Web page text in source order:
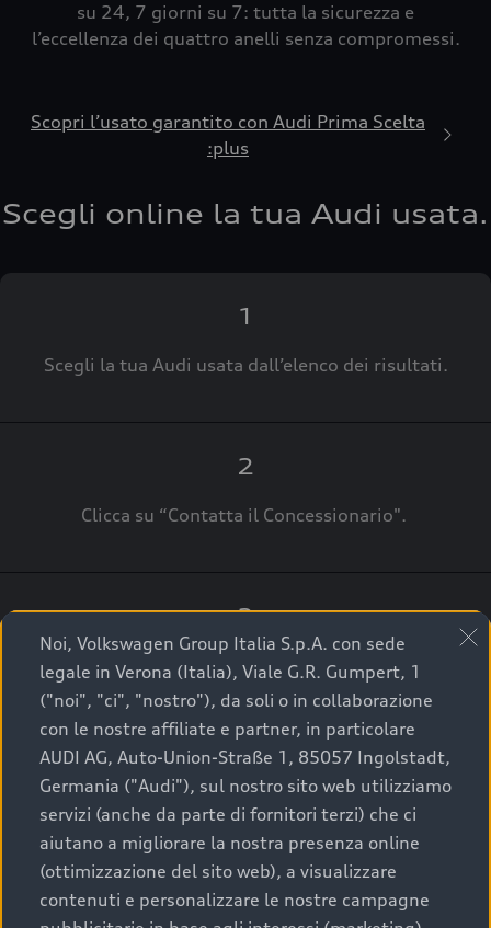
su 24, 7 giorni su 7: tutta la sicurezza e
l’eccellenza dei quattro anelli senza compromessi.
Scopri l’usato garantito con Audi Prima Scelta
:plus
Scegli online la tua Audi usata.
1
Scegli la tua Audi usata dall’elenco dei risultati.
2
Clicca su “Contatta il Concessionario".
3
A breve verrai ricontattato dal Customer Care
Audi Center o direttamente dal Concessionario
che ti supporterà per finalizzare la tua richiesta.
La qualità di acquistare
un’auto usata Audi
Noi, Volkswagen Group Italia S.p.A. con sede
legale in Verona (Italia), Viale G.R. Gumpert, 1
("noi", "ci", "nostro"), da soli o in collaborazione
con le nostre affiliate e partner, in particolare
AUDI AG, Auto-Union-Straße 1, 85057 Ingolstadt,
Germania ("Audi"), sul nostro sito web utilizziamo
servizi (anche da parte di fornitori terzi) che ci
aiutano a migliorare la nostra presenza online
(ottimizzazione del sito web), a visualizzare
contenuti e personalizzare le nostre campagne